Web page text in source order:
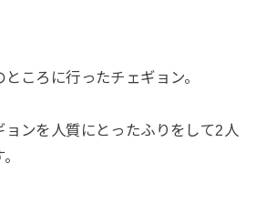
ころに行ったチェギョン。
ョンを人質にとったふりをして2人